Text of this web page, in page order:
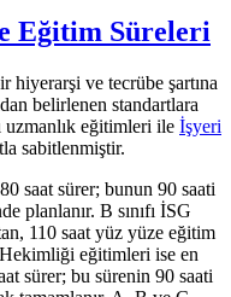
Eğitim Süreleri
hiyerarşi ve tecrübe şartına
belirlenen standartlara
uzmanlık eğitimleri ile İşyeri
sabitlenmiştir.
saat sürer; bunun 90 saati
planlanır. B sınıfı İSG
110 saat yüz yüze eğitim
eğitimleri ise en
sürer; bu sürenin 90 saati